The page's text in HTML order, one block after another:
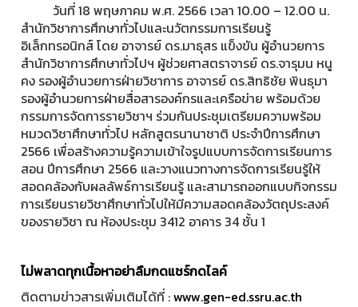
วันที่ 18 พฤษภาคม พ.ศ. 2566 เวลา 10.00 – 12.00 น.
สำนักวิชาการศึกษาทั่วไปและนวัตกรรมการเรียนรู้
อิเล็กทรอนิกส์ โดย อาจารย์ ดร.มาธุสร แข็งขัน ผู้อำนวยการ
สำนักวิชาการศึกษาทั่วไปฯ ผู้ช่วยศาสตราจารย์ ดร.จารุมน หนู
คง รองผู้อำนวยการฝ่ายวิชาการ อาจารย์ ดร.สิทธิชัย พินธุมา
รองผู้อำนวยการฝ่ายสื่อสารองค์กรและเครือข่าย พร้อมด้วย
กรรมการจัดการรายวิชาฯ ร่วมกันประชุมเตรียมความพร้อม
หมวดวิชาศึกษาทั่วไป หลักสูตรนานาชาติ ประจำปีการศึกษา
2566 เพื่อสร้างความรู้ความเข้าใจรูปแบบการจัดการเรียนการ
สอน ปีการศึกษา 2566 และวางแนวทางการจัดการเรียนรู้ให้
สอดคล้องกับผลลัพธ์การเรียนรู้ และสามารถออกแบบกิจกรรม
การเรียนรายวิชาศึกษาทั่วไปให้มีความสอดคล้องวัตถุประสงค์
ของรายวิชา ณ ห้องประชุม 3412 อาคาร 34 ชั้น 1
ไม่พลาดทุกเนื้อหาอย่าลืมกดแชร์กดไลค์
ติดตามข่าวสารเพิ่มเติมได้ที่ :www.gen-ed.ssru.ac.th